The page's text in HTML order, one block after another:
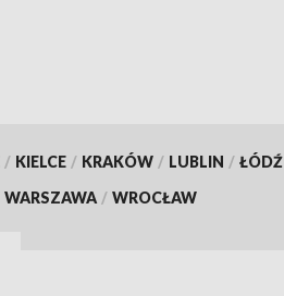
/ KIELCE / KRAKÓW / LUBLIN / ŁÓDŹ
WARSZAWA / WROCŁAW